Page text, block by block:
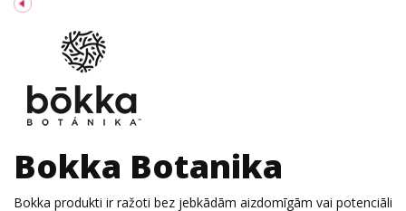
Bokka Botanika
Bokka produkti ir ražoti bez jebkādām aizdomīgām vai potenciāli